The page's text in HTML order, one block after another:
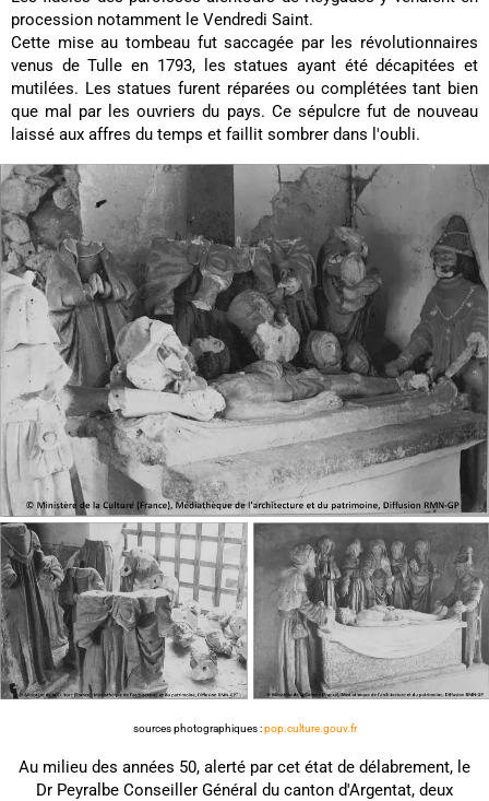
procession notamment le Vendredi Saint.
Cette mise au tombeau fut saccagée par les révolutionnaires
venus de Tulle en 1793, les statues ayant été décapitées et
mutilées. Les statues furent réparées ou complétées tant bien
que mal par les ouvriers du pays. Ce sépulcre fut de nouveau
laissé aux affres du temps et faillit sombrer dans l'oubli.
sources photographiques :pop.culture.gouv.fr
Au milieu des années 50, alerté par cet état de délabrement, le
Dr Peyralbe Conseiller Général du canton d'Argentat, deux